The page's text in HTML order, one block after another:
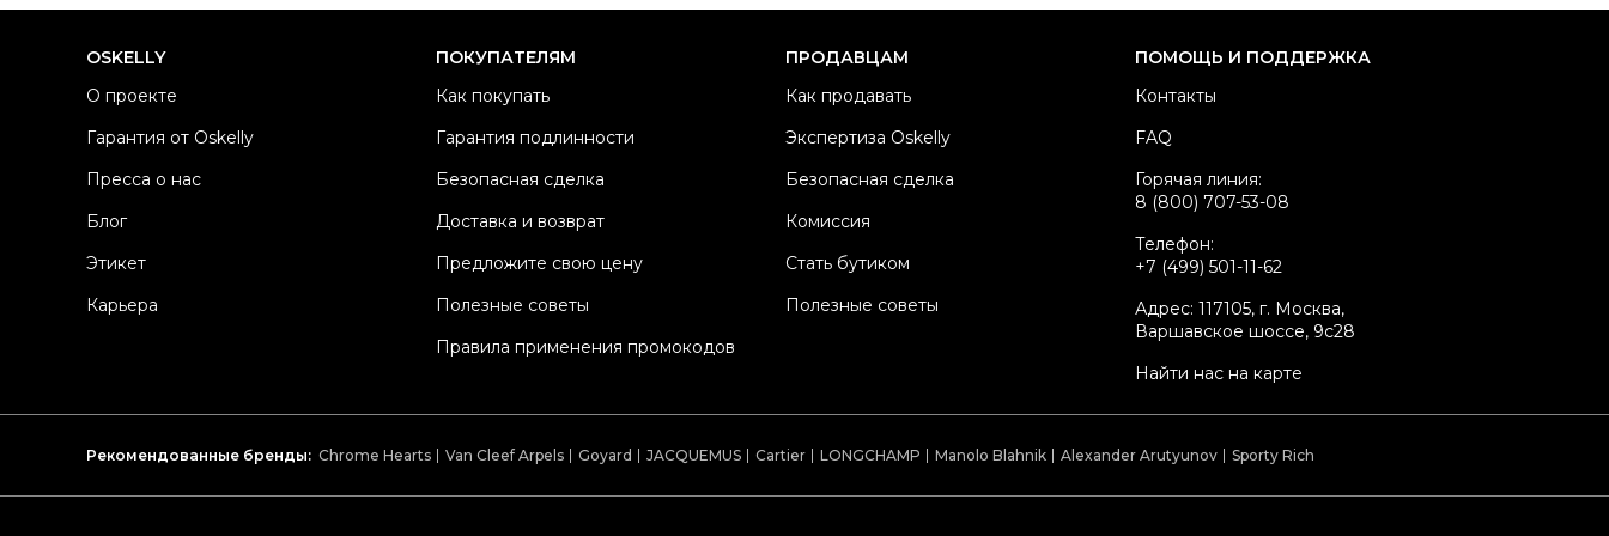
Состояние товара
Продавец
OSKELLY
О проекте
Гарантия от Oskelly
Пресса о нас
Блог
Этикет
Карьера
ПОКУПАТЕЛЯМ
Как покупать
Гарантия подлинности
Безопасная сделка
Доставка и возврат
Предложите свою цену
Полезные советы
Правила применения промокодов
ПРОДАВЦАМ
Как продавать
Экспертиза Oskelly
Безопасная сделка
Комиссия
Стать бутиком
Полезные советы
ПОМОЩЬ И ПОДДЕРЖКА
Контакты
FAQ
Горячая линия:
8 (800) 707-53-08
Телефон:
+7 (499) 501-11-62
Адрес: 117105, г. Москва,
Варшавское шоссе, 9с28
Найти нас на карте
Рекомендованные бренды: Chrome Hearts Van Cleef Arpels Goyard JACQUEMUS Cartier LONGCHAMP Manolo Blahnik Alexander Arutyunov Sporty Rich